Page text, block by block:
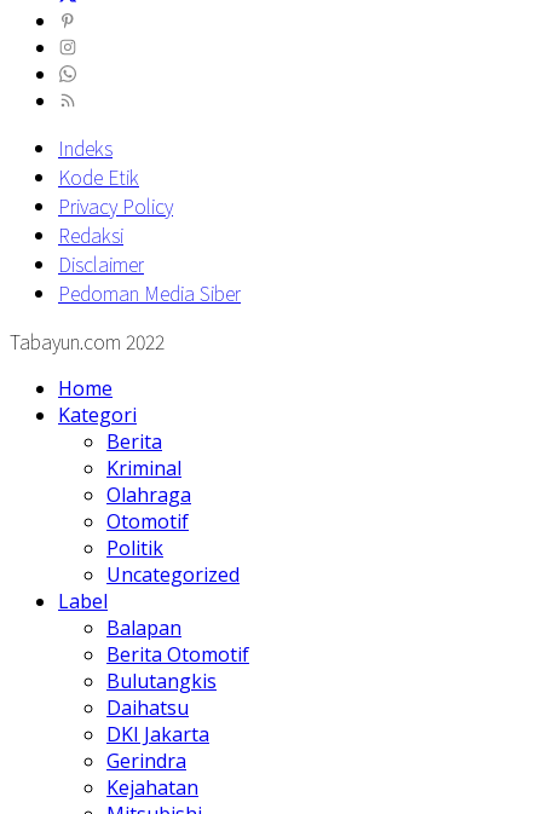
Indeks
Kode Etik
Privacy Policy
Redaksi
Disclaimer
Pedoman Media Siber
Tabayun.com 2022
Home
Kategori
Berita
Kriminal
Olahraga
Otomotif
Politik
Uncategorized
Label
Balapan
Berita Otomotif
Bulutangkis
Daihatsu
DKI Jakarta
Gerindra
Kejahatan